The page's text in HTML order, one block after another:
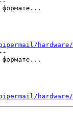
формате...
hardware/
формате...
hardware/